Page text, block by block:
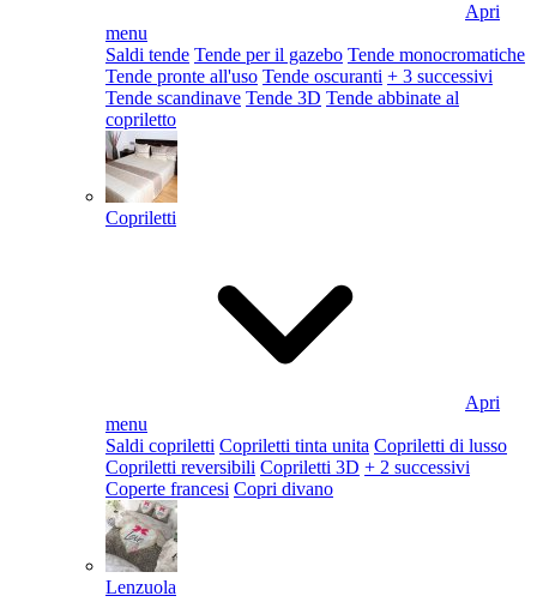
Apri
menu
Saldi tende Tende per il gazebo Tende monocromatiche
Tende pronte all'uso Tende oscuranti + 3 successivi
Tende scandinave Tende 3D Tende abbinate al
copriletto
Copriletti
Apri
menu
Saldi copriletti Copriletti tinta unita Copriletti di lusso
Copriletti reversibili Copriletti 3D + 2 successivi
Coperte francesi Copri divano
Lenzuola